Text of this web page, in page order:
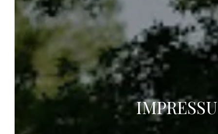
Aufenthalt inmitten der Natur ein, eine
Stunde von Lyon entfernt. Mit dem größten
Naturschwimmbad Europas in der Nähe
können Sie eine außergewöhnliche
Naturkulisse genießen und gleichzeitig von
einer familiären und freundlichen
Atmosphäre profitieren.